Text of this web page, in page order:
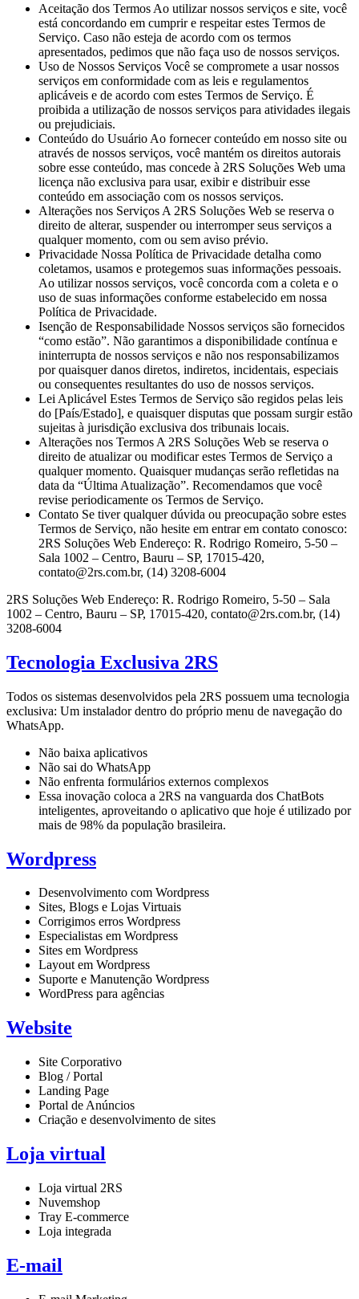
Aceitação dos Termos Ao utilizar nossos serviços e site, você
está concordando em cumprir e respeitar estes Termos de
Serviço. Caso não esteja de acordo com os termos
apresentados, pedimos que não faça uso de nossos serviços.
Uso de Nossos Serviços Você se compromete a usar nossos
serviços em conformidade com as leis e regulamentos
aplicáveis e de acordo com estes Termos de Serviço. É
proibida a utilização de nossos serviços para atividades ilegais
ou prejudiciais.
Conteúdo do Usuário Ao fornecer conteúdo em nosso site ou
através de nossos serviços, você mantém os direitos autorais
sobre esse conteúdo, mas concede à 2RS Soluções Web uma
licença não exclusiva para usar, exibir e distribuir esse
conteúdo em associação com os nossos serviços.
Alterações nos Serviços A 2RS Soluções Web se reserva o
direito de alterar, suspender ou interromper seus serviços a
qualquer momento, com ou sem aviso prévio.
Privacidade Nossa Política de Privacidade detalha como
coletamos, usamos e protegemos suas informações pessoais.
Ao utilizar nossos serviços, você concorda com a coleta e o
uso de suas informações conforme estabelecido em nossa
Política de Privacidade.
Isenção de Responsabilidade Nossos serviços são fornecidos
“como estão”. Não garantimos a disponibilidade contínua e
ininterrupta de nossos serviços e não nos responsabilizamos
por quaisquer danos diretos, indiretos, incidentais, especiais
ou consequentes resultantes do uso de nossos serviços.
Lei Aplicável Estes Termos de Serviço são regidos pelas leis
do [País/Estado], e quaisquer disputas que possam surgir estão
sujeitas à jurisdição exclusiva dos tribunais locais.
Alterações nos Termos A 2RS Soluções Web se reserva o
direito de atualizar ou modificar estes Termos de Serviço a
qualquer momento. Quaisquer mudanças serão refletidas na
data da “Última Atualização”. Recomendamos que você
revise periodicamente os Termos de Serviço.
Contato Se tiver qualquer dúvida ou preocupação sobre estes
Termos de Serviço, não hesite em entrar em contato conosco:
2RS Soluções Web Endereço: R. Rodrigo Romeiro, 5-50 –
Sala 1002 – Centro, Bauru – SP, 17015-420,
contato@2rs.com.br, (14) 3208-6004
2RS Soluções Web Endereço: R. Rodrigo Romeiro, 5-50 – Sala
1002 – Centro, Bauru – SP, 17015-420, contato@2rs.com.br, (14)
3208-6004
Tecnologia Exclusiva 2RS
Todos os sistemas desenvolvidos pela 2RS possuem uma tecnologia
exclusiva: Um instalador dentro do próprio menu de navegação do
WhatsApp.
Não baixa aplicativos
Não sai do WhatsApp
Não enfrenta formulários externos complexos
Essa inovação coloca a 2RS na vanguarda dos ChatBots
inteligentes, aproveitando o aplicativo que hoje é utilizado por
mais de 98% da população brasileira.
Wordpress
Desenvolvimento com Wordpress
Sites, Blogs e Lojas Virtuais
Corrigimos erros Wordpress
Especialistas em Wordpress
Sites em Wordpress
Layout em Wordpress
Suporte e Manutenção Wordpress
WordPress para agências
Website
Site Corporativo
Blog / Portal
Landing Page
Portal de Anúncios
Criação e desenvolvimento de sites
Loja virtual
Loja virtual 2RS
Nuvemshop
Tray E-commerce
Loja integrada
E-mail